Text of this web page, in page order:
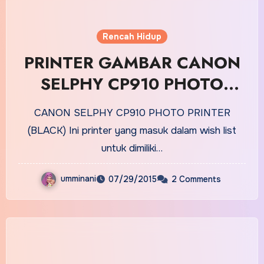
Rencah Hidup
PRINTER GAMBAR CANON
SELPHY CP910 PHOTO
PRINTER (BLACK)
CANON SELPHY CP910 PHOTO PRINTER
(BLACK) Ini printer yang masuk dalam wish list
untuk dimiliki…
umminani 07/29/2015 2 Comments